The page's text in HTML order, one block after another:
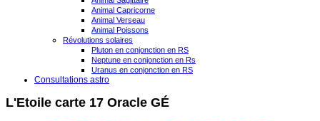
Animal Capricorne
Animal Verseau
Animal Poissons
Révolutions solaires
Pluton en conjonction en RS
Neptune en conjonction en Rs
Uranus en conjonction en RS
Consultations astro
L'Etoile carte 17 Oracle GÉ